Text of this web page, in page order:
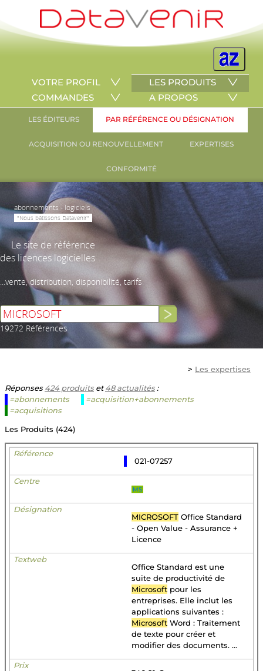
VOTRE PROFIL
LES PRODUITS
COMMANDES
A PROPOS
LES ÉDITEURS PAR RÉFÉRENCE OU DÉSIGNATION
ACQUISITION OU RENOUVELLEMENT EXPERTISES
CONFORMITÉ
abonnements - logiciels
"Nous bâtissons Datavenir"
Le site de référence
des licences logicielles
...vente, distribution, disponibilité, tarifs
19272 Références
> Les expertises
Réponses424 produitset48 actualités:
=abonnements
=acquisition+abonnements
=acquisitions
Les Produits (424)
021-07257
MS
MICROSOFT Office Standard
- Open Value - Assurance +
Licence
Office Standard est une
suite de productivité de
Microsoft pour les
entreprises. Elle inclut les
applications suivantes :
Microsoft Word : Traitement
de texte pour créer et
modifier des documents. ...